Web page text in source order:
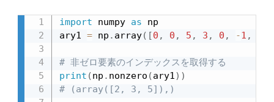
import numpy as np
ary1 = np . array( [0 , 0 , 5 , 3 , 0 , -1 ,
# 非ゼロ要素のインデックスを取得する
print (np . nonzero (ary1) )
# (array([2, 3, 5]),)